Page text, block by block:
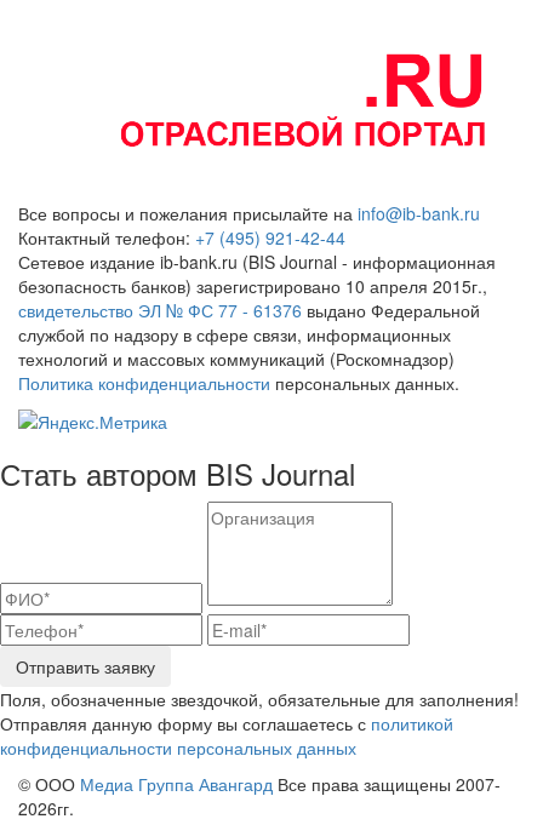
Все вопросы и пожелания присылайте на info@ib-bank.ru
Контактный телефон: +7 (495) 921-42-44
Сетевое издание ib-bank.ru (BIS Journal - информационная
безопасность банков) зарегистрировано 10 апреля 2015г.,
свидетельство ЭЛ № ФС 77 - 61376 выдано Федеральной
службой по надзору в сфере связи, информационных
технологий и массовых коммуникаций (Роскомнадзор)
Политика конфиденциальности персональных данных.
Стать автором BIS Journal
Отправить заявку
Поля, обозначенные звездочкой, обязательные для заполнения!
Отправляя данную форму вы соглашаетесь с политикой
конфиденциальности персональных данных
© ООО Медиа Группа Авангард Все права защищены 2007-
2026гг.